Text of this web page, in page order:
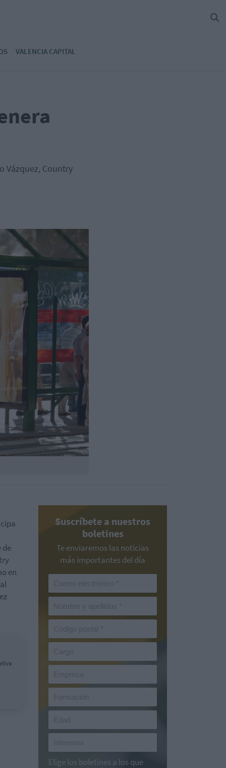
VALENCIA CAPITAL
Vázquez, Country
de
en
Suscríbete a nuestros
boletines
Te enviaremos las noticias
más importantes del día
Elige los boletines a los que